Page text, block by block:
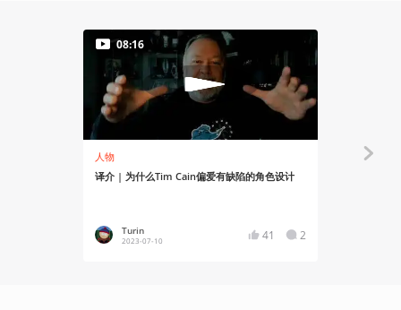
08:16
人物
译介 | 为什么Tim Cain偏爱有缺陷的角色设计
Turin
2023-07-10 41 2
知识挖掘机